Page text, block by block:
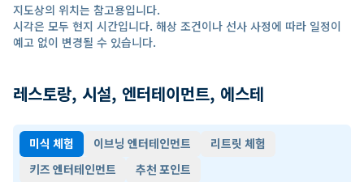
지도상의 위치는 참고용입니다.
시각은 모두 현지 시간입니다. 해상 조건이나 선사 사정에 따라 일정이
예고 없이 변경될 수 있습니다.
레스토랑, 시설, 엔터테이먼트, 에스테
미식 체험 이브닝 엔터테인먼트
리트릿 체험
키즈 엔터테인먼트
추천 포인트